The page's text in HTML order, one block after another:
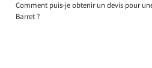
Comment puis-je obtenir un devis pour
Barret ?